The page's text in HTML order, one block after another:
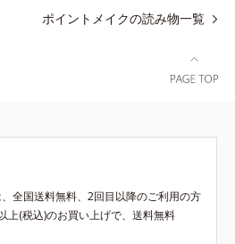
ポイントメイクの読み物一覧
全国送料無料、2回目以降のご利用の方
上(税込)のお買い上げで、送料無料